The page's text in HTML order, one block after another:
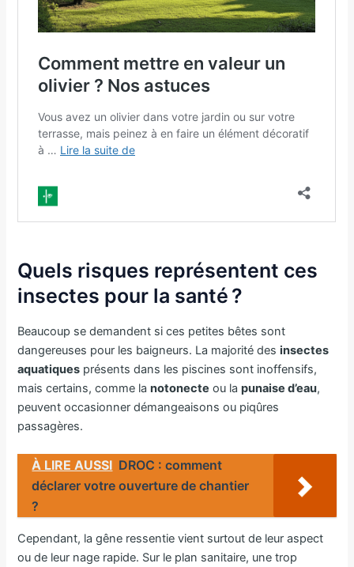
Quels risques représentent ces
insectes pour la santé ?
Beaucoup se demandent si ces petites bêtes sont
dangereuses pour les baigneurs. La majorité desinsectes
aquatiques présents dans les piscines sont inoffensifs,
mais certains, comme lanotonecte ou lapunaise d’eau,
peuvent occasionner démangeaisons ou piqûres
passagères.
À LIRE AUSSI DROC : comment
déclarer votre ouverture de chantier
?
Cependant, la gêne ressentie vient surtout de leur aspect
ou de leur nage rapide. Sur le plan sanitaire, une trop